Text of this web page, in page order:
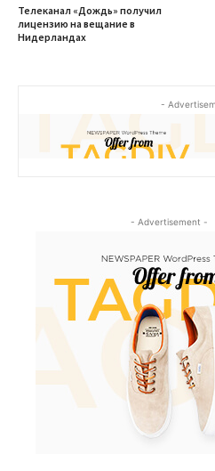
Телеканал «Дождь» получил
лицензию на вещание в
Нидерландах
-
- Advertisement -